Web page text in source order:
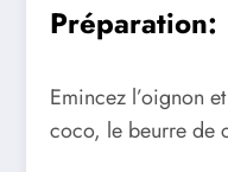
Préparation:
Emincez l’oignon
coco, le beurre de